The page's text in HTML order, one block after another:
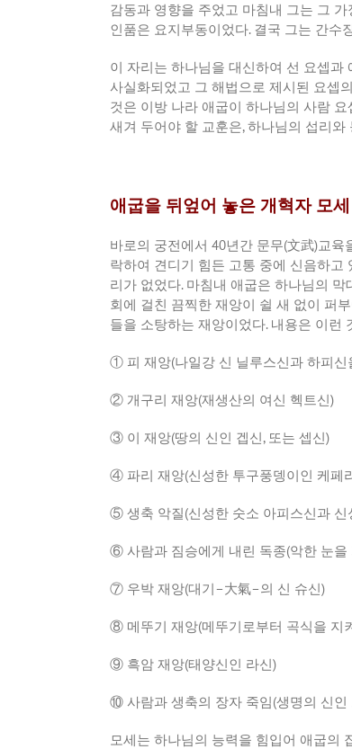
감동과 영향을 주었고 마침내 그는 그
인품은 요지부동이었다. 결국 그는 간수
이 자리는 하나님을 대신하여 선 요셉과
사실화되었고 그 해법으로 제시된 요셉
것은 이방 나라 애굽이 하나님의 사람
새겨 두어야 할 교훈은,하나님의 섭리와
애굽을 뒤엎어 놓은 개혁자 모세
바로의 궁전에서 40년간 문무(文武)교육
락하여 견디기 힘든 고통 중에 신음하
리가 없었다. 마침내 애굽은 하나님의
회에 걸친 끔찍한 재앙이 쉴 새 없이 퍼
들을 소탕하는 재앙이었다. 내용은 이런
① 피 재앙(나일강 신 닐루스신과 하피신
② 개구리 재앙(재생산의 여신 헥트신)
③ 이 재앙(땅의 신인 겝신, 또는 셉신)
④ 파리 재앙(신성한 투구풍뎅이인 케페
⑤ 생축 악질(신성한 숫소 아피스신과
⑥ 사람과 짐승에게 내린 독종(악한 눈을
⑦ 우박 재앙(대기–大氣–의 신 슈신)
⑧ 메뚜기 재앙(메뚜기로부터 곡식을 지
⑨ 흑암 재앙(태양신인 라신)
⑩ 사람과 생축의 장자 죽임(생명의 신인
모세는 하나님의 능력을 힘입어 애굽의